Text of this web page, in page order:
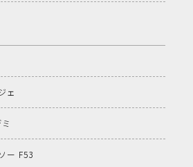
ェ
ー F53